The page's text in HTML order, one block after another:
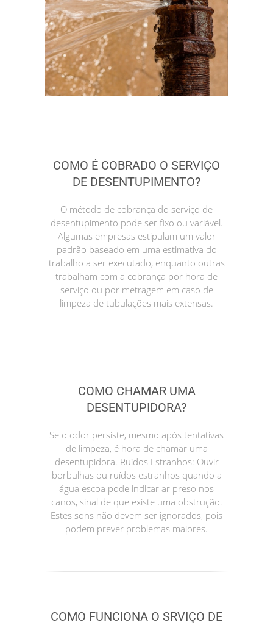
COMO É COBRADO O SERVIÇO
DE DESENTUPIMENTO?
O método de cobrança do serviço de
desentupimento pode ser fixo ou variável.
Algumas empresas estipulam um valor
padrão baseado em uma estimativa do
trabalho a ser executado, enquanto outras
trabalham com a cobrança por hora de
serviço ou por metragem em caso de
limpeza de tubulações mais extensas.
COMO CHAMAR UMA
DESENTUPIDORA?
Se o odor persiste, mesmo após tentativas
de limpeza, é hora de chamar uma
desentupidora. Ruídos Estranhos: Ouvir
borbulhas ou ruídos estranhos quando a
água escoa pode indicar ar preso nos
canos, sinal de que existe uma obstrução.
Estes sons não devem ser ignorados, pois
podem prever problemas maiores.
COMO FUNCIONA O SRVIÇO DE